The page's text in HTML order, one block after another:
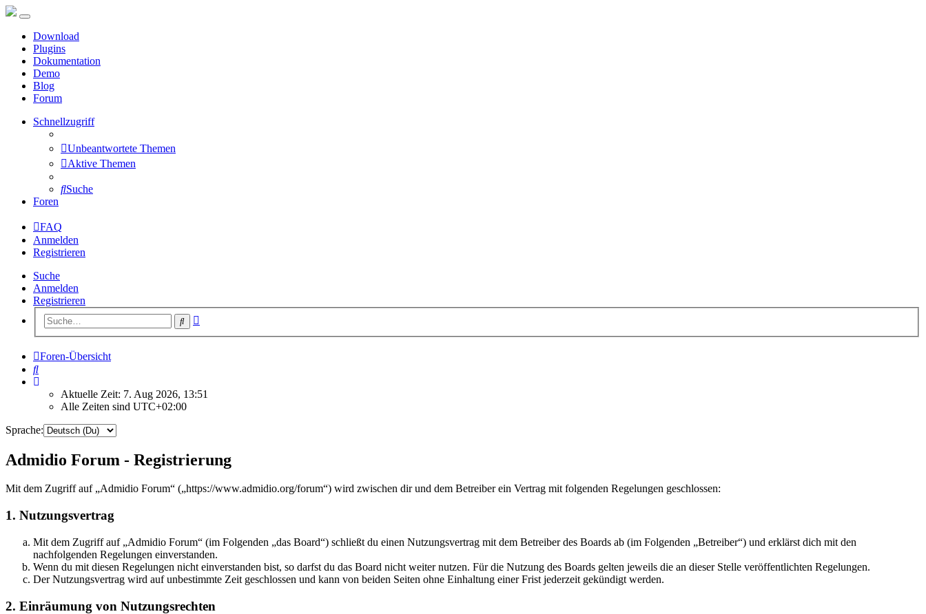
Download
Plugins
Dokumentation
Demo
Blog
Forum
Schnellzugriff
Unbeantwortete Themen
Aktive Themen
Suche
Foren
FAQ
Anmelden
Registrieren
Suche
Anmelden
Registrieren
Suche
Foren-Übersicht
Suche
Aktuelle Zeit: 7. Aug 2026, 13:51
Alle Zeiten sind UTC+02:00
Sprache:
Admidio Forum - Registrierung
Mit dem Zugriff auf „Admidio Forum“ („https://www.admidio.org/forum“) wird zwischen dir und dem Betreiber ein Vertrag mit folgenden Regelungen geschlossen:
1. Nutzungsvertrag
Mit dem Zugriff auf „Admidio Forum“ (im Folgenden „das Board“) schließt du einen Nutzungsvertrag mit dem Betreiber des Boards ab (im Folgenden „Betreiber“) und erklärst dich mit den
nachfolgenden Regelungen einverstanden.
Wenn du mit diesen Regelungen nicht einverstanden bist, so darfst du das Board nicht weiter nutzen. Für die Nutzung des Boards gelten jeweils die an dieser Stelle veröffentlichten Regelungen.
Der Nutzungsvertrag wird auf unbestimmte Zeit geschlossen und kann von beiden Seiten ohne Einhaltung einer Frist jederzeit gekündigt werden.
2. Einräumung von Nutzungsrechten